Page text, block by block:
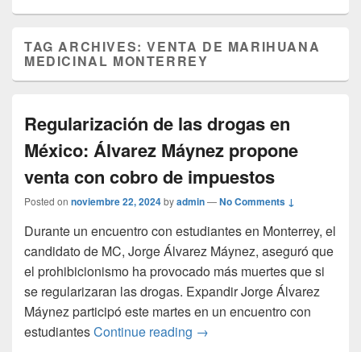
TAG ARCHIVES:VENTA DE MARIHUANA
MEDICINAL MONTERREY
Regularización de las drogas en
México: Álvarez Máynez propone
venta con cobro de impuestos
Posted on noviembre 22, 2024byadmin—No Comments ↓
Durante un encuentro con estudiantes en Monterrey, el
candidato de MC, Jorge Álvarez Máynez, aseguró que
el prohibicionismo ha provocado más muertes que si
se regularizaran las drogas. Expandir Jorge Álvarez
Máynez participó este martes en un encuentro con
estudiantesContinue reading Regularización de las
→